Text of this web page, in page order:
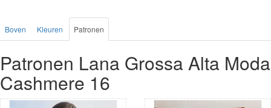
Boven Kleuren Patronen
Patronen Lana Grossa Alta Moda
Cashmere 16